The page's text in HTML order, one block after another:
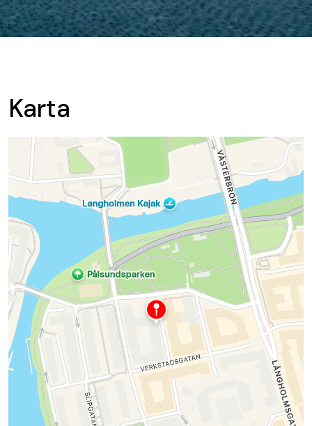
Karta